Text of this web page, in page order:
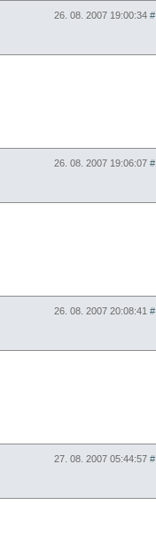
26. 08. 2007 19:00:34 #
26. 08. 2007 19:06:07 #
26. 08. 2007 20:08:41 #
27. 08. 2007 05:44:57 #